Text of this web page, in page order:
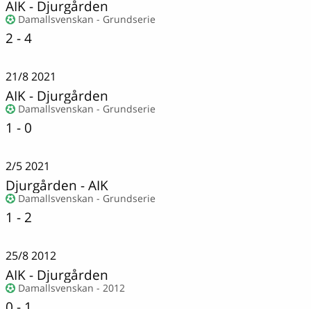
AIK- Djurgården
Damallsvenskan - Grundserie
2 - 4
21/82021
AIK- Djurgården
Damallsvenskan - Grundserie
1 - 0
2/52021
Djurgården -AIK
Damallsvenskan - Grundserie
1 - 2
25/82012
AIK- Djurgården
Damallsvenskan - 2012